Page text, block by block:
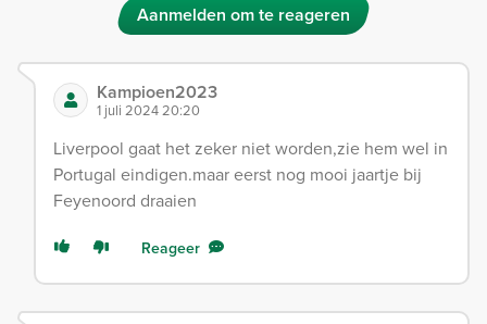
Aanmelden om te reageren
Kampioen2023
1 juli 2024 20:20
Liverpool gaat het zeker niet worden,zie hem wel in
Portugal eindigen.maar eerst nog mooi jaartje bij
Feyenoord draaien
Reageer